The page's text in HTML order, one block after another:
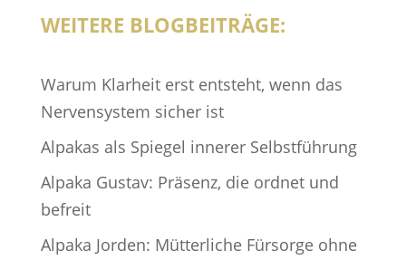
r
a
t
i
e
:
WEITERE BLOGBEITRÄGE:
Warum Klarheit erst entsteht, wenn das
Nervensystem sicher ist
Alpakas als Spiegel innerer Selbstführung
Alpaka Gustav: Präsenz, die ordnet und
befreit
Alpaka Jorden: Mütterliche Fürsorge ohne